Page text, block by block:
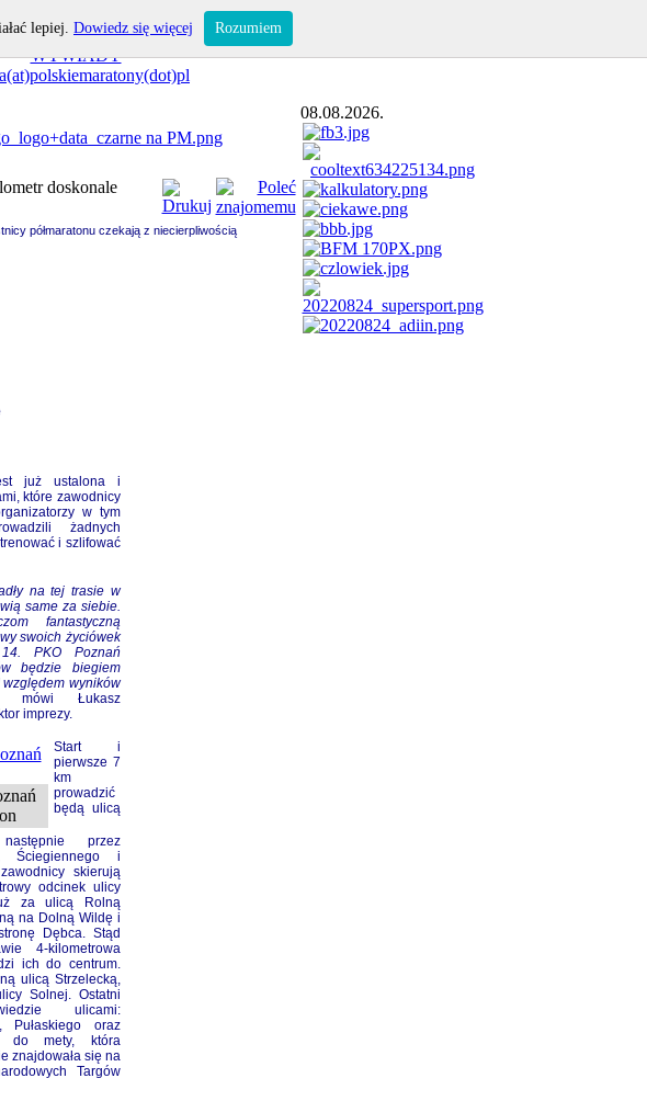
OPOWIEDZ I TY!
WYWIADY
08.08.2026.
doskonale
półmaratonu czekają z niecierpliwością
już ustalona i
które zawodnicy
w tym
żadnych
i szlifować
na tej trasie w
same za siebie.
fantastyczną
swoich życiówek
PKO Poznań
będzie biegiem
wyników
mówi Łukasz
imprezy.
Start i
pierwsze 7
km
prowadzić
będą ulicą
następnie przez
Ściegiennego i
skierują
odcinek ulicy
za ulicą Rolną
na Dolną Wildę i
Dębca. Stąd
4-kilometrowa
ich do centrum.
ulicą Strzelecką,
Solnej. Ostatni
ulicami:
Pułaskiego oraz
do mety, która
znajdowała się na
Targów
lepiej. Dowiedz się więcej Rozumiem